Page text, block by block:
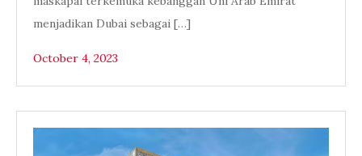
menjadikan Dubai sebagai […]
October 4, 2023